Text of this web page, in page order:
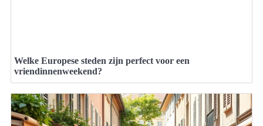
Welke Europese steden zijn perfect voor een
vriendinnenweekend?